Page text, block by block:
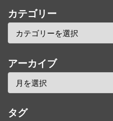
カテゴリー
アーカイブ
タグ